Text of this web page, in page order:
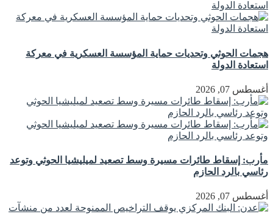
هجمات الحوثي وتحديات حماية المؤسسة العسكرية في معركة
استعادة الدولة
أغسطس 07, 2026
مأرب: إسقاط طائرات مسيرة وسط تصعيد لميليشيا الحوثي وتوعد
رئاسي بالرد الحازم
أغسطس 07, 2026